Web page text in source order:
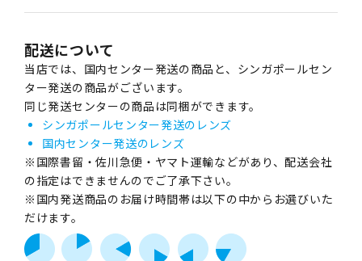
配送について
当店では、国内センター発送の商品と、シンガポールセン
ター発送の商品がございます。
同じ発送センターの商品は同梱ができます。
シンガポールセンター発送のレンズ
国内センター発送のレンズ
※国際書留・佐川急便・ヤマト運輸などがあり、配送会社
の指定はできませんのでご了承下さい。
※国内発送商品のお届け時間帯は以下の中からお選びいた
だけます。